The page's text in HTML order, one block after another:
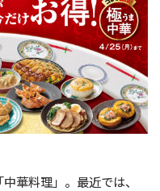
華料理」。最近では、